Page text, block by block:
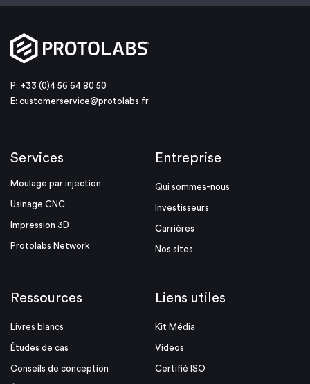
P: +33 (0)4 56 64 80 50
E: customerservice@protolabs.fr
Services
Moulage par injection
Usinage CNC
Impression 3D
Protolabs Network
Entreprise
Qui sommes-nous
Investisseurs
Carrières
Nos sites
Ressources
Livres blancs
Études de cas
Conseils de conception
Liens utiles
Kit Média
Videos
Certifié ISO